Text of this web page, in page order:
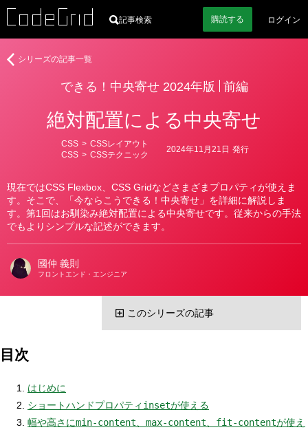
記事検索 購読する ログイン
できる！中央寄せ 2024年版 前編
絶対配置による中央寄せ
現在ではCSS Flexbox、CSS Gridなどさまざまプロパティが使えま
す。そこで、「今ならこうできる！中央寄せ」を詳細に解説しま
す。第1回はお馴染み絶対配置による中央寄せです。従来からの手法
でもよりシンプルな記述ができます。
カ
テ
ー
CSS > CSSレイアウト
CSS > CSSテクニック
2024年11月21日 発行
者
國仲 義則
フロントエンド・エンジニア
で
版
シリーズの記事一覧
このシリーズの記事
目次
はじめに
ショートハンドプロパティ insetが使える
幅や高さにmin-content max-content fit-contentが使え